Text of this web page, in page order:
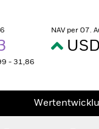
- 31,86
NAV per 07.